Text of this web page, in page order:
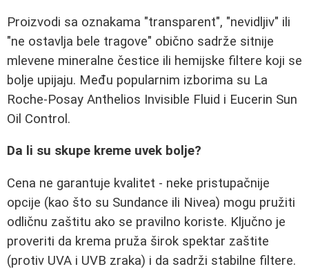
Proizvodi sa oznakama "transparent", "nevidljiv" ili
"ne ostavlja bele tragove" obično sadrže sitnije
mlevene mineralne čestice ili hemijske filtere koji se
bolje upijaju. Među popularnim izborima su La
Roche-Posay Anthelios Invisible Fluid i Eucerin Sun
Oil Control.
Da li su skupe kreme uvek bolje?
Cena ne garantuje kvalitet - neke pristupačnije
opcije (kao što su Sundance ili Nivea) mogu pružiti
odličnu zaštitu ako se pravilno koriste. Ključno je
proveriti da krema pruža širok spektar zaštite
(protiv UVA i UVB zraka) i da sadrži stabilne filtere.